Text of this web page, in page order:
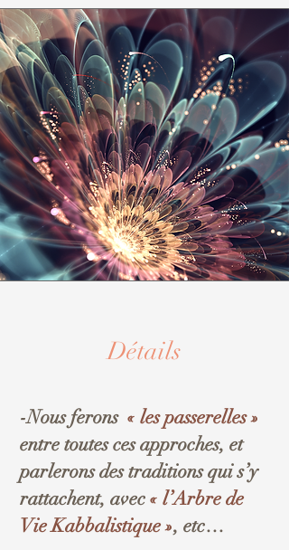
Détails
-Nous ferons « les passerelles »
entre toutes ces approches, et
parlerons des traditions qui s’y
rattachent, avec« l’Arbre de
Vie Kabbalistique », etc…